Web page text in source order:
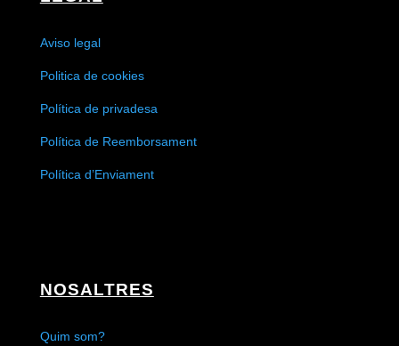
Aviso legal
Politica de cookies
Política de privadesa
Política de Reemborsament
Política d’Enviament
NOSALTRES
Quim som?